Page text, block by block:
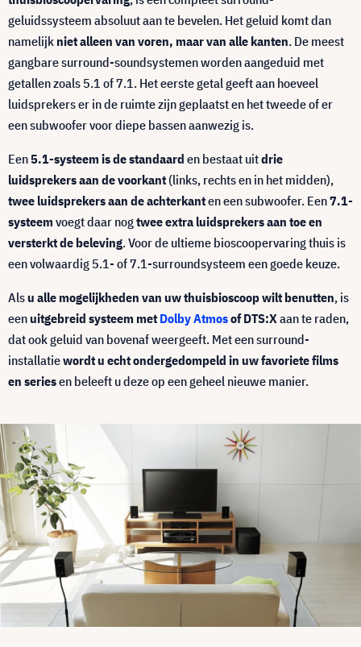
geluidssysteem absoluut aan te bevelen. Het geluid komt dan
namelijk niet alleen van voren, maar van alle kanten. De meest
gangbare surround-soundsystemen worden aangeduid met
getallen zoals 5.1 of 7.1. Het eerste getal geeft aan hoeveel
luidsprekers er in de ruimte zijn geplaatst en het tweede of er
een subwoofer voor diepe bassen aanwezig is.
Een5.1-systeem is de standaard en bestaat uitdrie
luidsprekers aan de voorkant(links, rechts en in het midden),
twee luidsprekers aan de achterkanten een subwoofer. Een7.1-
systeem voegt daar nogtwee extra luidsprekers aan toe en
versterkt de beleving. Voor de ultieme bioscoopervaring thuis is
een volwaardig 5.1- of 7.1-surroundsysteem een goede keuze.
Alsu alle mogelijkheden van uw thuisbioscoop wilt benutten, is
eenuitgebreid systeem met Dolby Atmosof DTS:Xaan te raden,
dat ook geluid van bovenaf weergeeft. Met een surround-
installatiewordt u echt ondergedompeld in uw favoriete films
en seriesen beleeft u deze op een geheel nieuwe manier.